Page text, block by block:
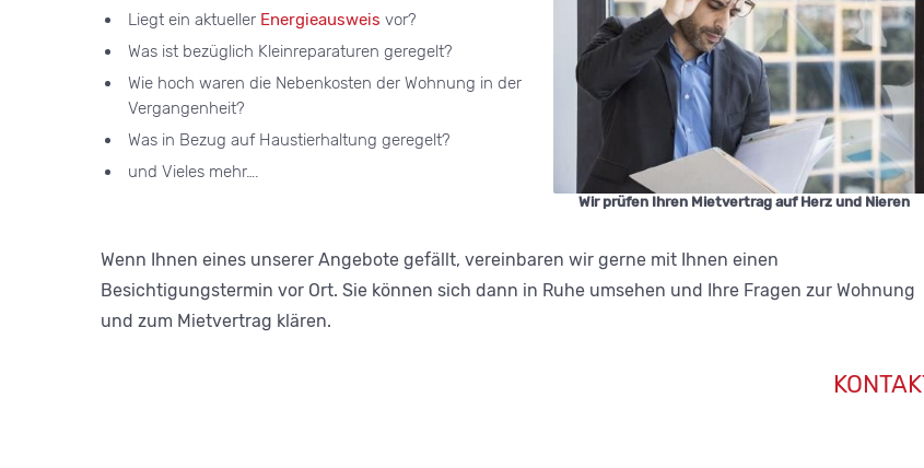
Wir prüfen Ihren Mietvertrag auf Herz und Nieren
Liegt ein aktueller Energieausweis vor?
Was ist bezüglich Kleinreparaturen geregelt?
Wie hoch waren die Nebenkosten der Wohnung in der
Vergangenheit?
Was in Bezug auf Haustierhaltung geregelt?
und Vieles mehr….
Wenn Ihnen eines unserer Angebote gefällt, vereinbaren wir gerne mit Ihnen einen
Besichtigungstermin vor Ort. Sie können sich dann in Ruhe umsehen und Ihre Fragen zur Wohnung
und zum Mietvertrag klären.